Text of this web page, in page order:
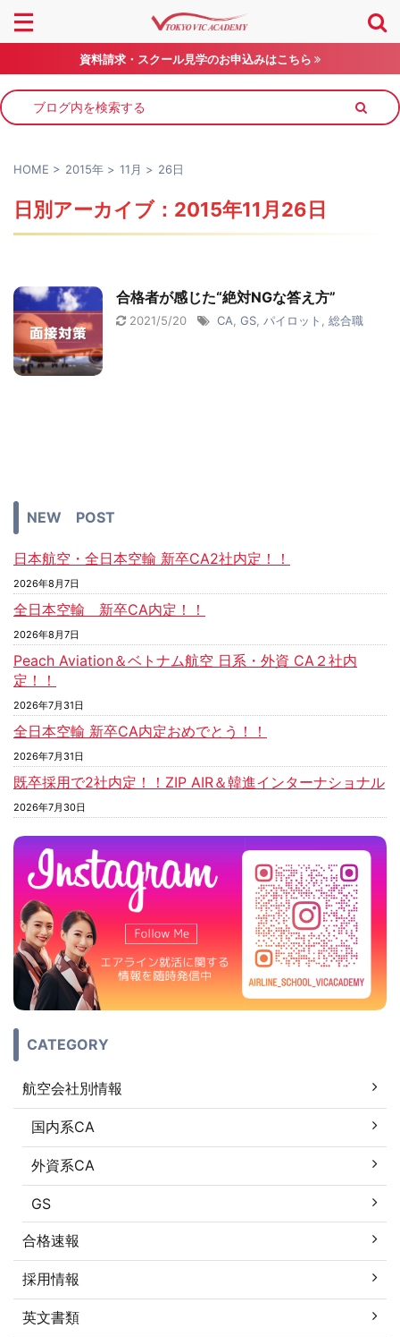
資料請求・スクール見学のお申込みはこちら
HOME > 2015年 > 11月 > 26日
日別アーカイブ：2015年11月26日
合格者が感じた“絶対NGな答え方”
2021/5/20 CA GS パイロット 総合職
NEW POST
日本航空・全日本空輸 新卒CA2社内定！！
2026年8月7日
全日本空輸 新卒CA内定！！
2026年8月7日
Peach Aviation＆ベトナム航空 日系・外資 CA２社内
定！！
2026年7月31日
全日本空輸 新卒CA内定おめでとう！！
2026年7月31日
既卒採用で2社内定！！ZIP AIR＆韓進インターナショナル
2026年7月30日
CATEGORY
航空会社別情報
国内系CA
外資系CA
GS
合格速報
採用情報
英文書類